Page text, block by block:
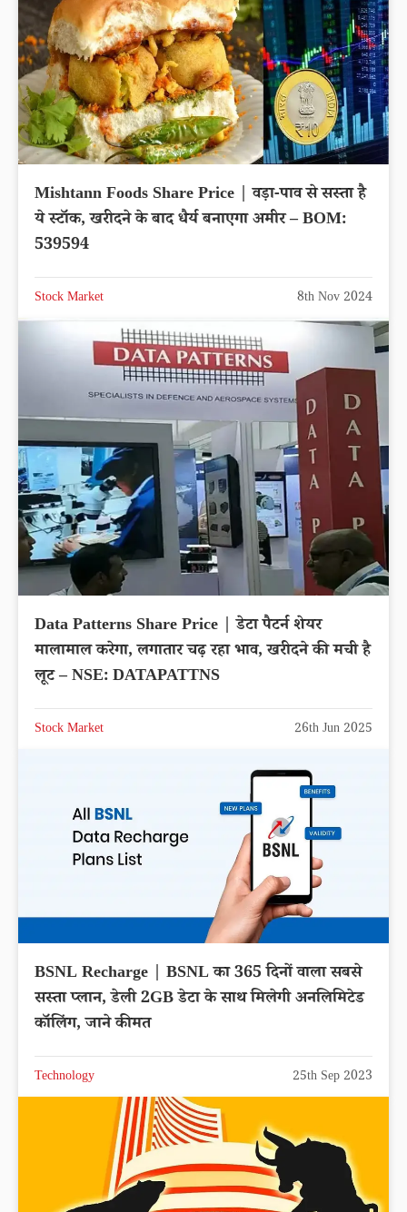
Mishtann Foods Share Price | वड़ा-पाव से सस्ता है
ये स्टॉक, खरीदने के बाद धैर्य बनाएगा अमीर – BOM:
539594
Stock Market 8th Nov 2024
Data Patterns Share Price | डेटा पैटर्न शेयर
मालामाल करेगा, लगातार चढ़ रहा भाव, खरीदने की मची है
लूट – NSE: DATAPATTNS
Stock Market 26th Jun 2025
BSNL Recharge | BSNL का 365 दिनों वाला सबसे
सस्ता प्लान, डेली 2GB डेटा के साथ मिलेगी अनलिमिटेड
कॉलिंग, जाने कीमत
Technology 25th Sep 2023